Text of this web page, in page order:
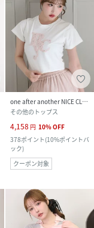
one after another NICE CLAUP
その他のトップス
4,158 円 10%OFF
378ポイント(10%ポイントバ
ック)
クーポン対象